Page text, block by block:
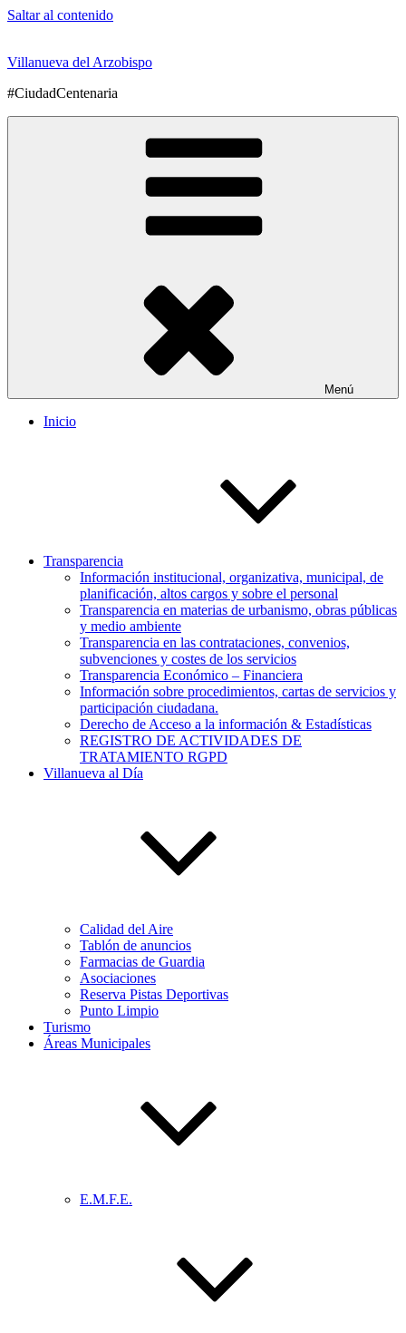
Saltar al contenido
Villanueva del Arzobispo
#CiudadCentenaria
Menú
Inicio
Transparencia
Información institucional, organizativa, municipal, de
planificación, altos cargos y sobre el personal
Transparencia en materias de urbanismo, obras públicas
y medio ambiente
Transparencia en las contrataciones, convenios,
subvenciones y costes de los servicios
Transparencia Económico – Financiera
Información sobre procedimientos, cartas de servicios y
participación ciudadana.
Derecho de Acceso a la información & Estadísticas
REGISTRO DE ACTIVIDADES DE
TRATAMIENTO RGPD
Villanueva al Día
Calidad del Aire
Tablón de anuncios
Farmacias de Guardia
Asociaciones
Reserva Pistas Deportivas
Punto Limpio
Turismo
Áreas Municipales
E.M.F.E.